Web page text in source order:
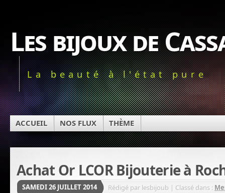
Les bijoux de
La beauté à l'état pure
ACCUEIL NOS FLUX THÈME
Achat Or LCOR Bijouterie à
SAMEDI 26 JUILLET 2014 Rédigé par lesbijoub | Classé dans :